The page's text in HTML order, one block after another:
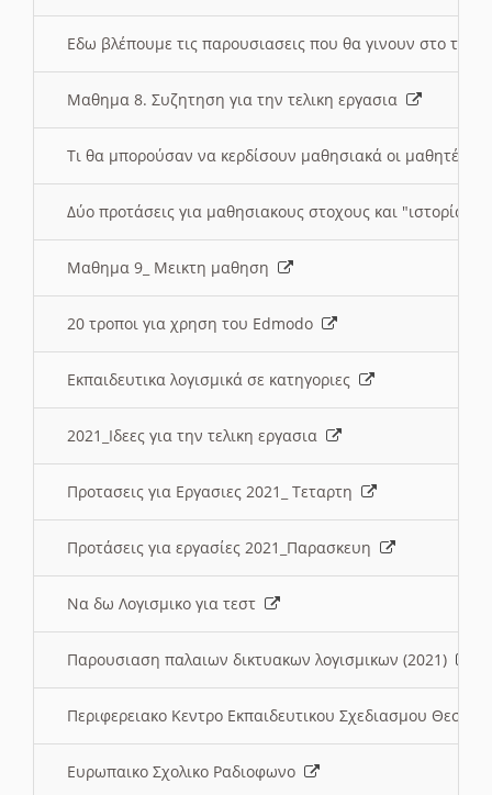
Εδω βλέπουμε τις παρουσιασεις που θα γινουν στο
Μαθημα 8. Συζητηση για την τελικη εργασια
Τι θα μπορούσαν να κερδίσουν μαθησιακά οι μαθητές/
Δύο προτάσεις για μαθησιακους στοχους και "ιστορία"
Μαθημα 9_ Μεικτη μαθηση
20 τροποι για χρηση του Edmodo
Εκπαιδευτικα λογισμικά σε κατηγοριες
2021_Ιδεες για την τελικη εργασια
Προτασεις για Εργασιες 2021_ Τεταρτη
Προτάσεις για εργασίες 2021_Παρασκευη
Να δω Λογισμικο για τεστ
Παρουσιαση παλαιων δικτυακων λογισμικων (2021)
Περιφερειακο Κεντρο Εκπαιδευτικου Σχεδιασμου
Ευρωπαικο Σχολικο Ραδιοφωνο